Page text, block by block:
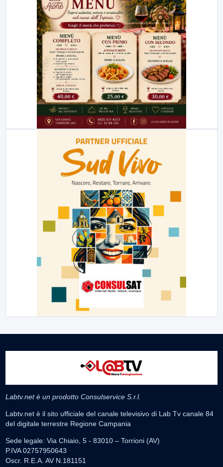
Labtv.net è un prodotto Consulservice S.r.l.
Labtv.net è il sito ufficiale del canale televisivo di Lab Tv canale 84
del digitale terrestre Regione Campania
Sede legale: Via Chiaio, 5 - 83010 – Torrioni (AV)
P.IVA 02757950643
Oscr. R.E.A. AV N.181151